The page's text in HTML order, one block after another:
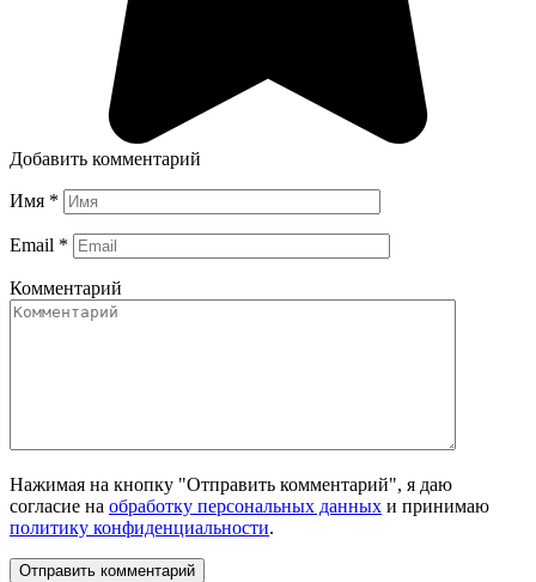
Добавить комментарий
Имя *
Email *
Комментарий
Нажимая на кнопку "Отправить комментарий", я даю
согласие на обработку персональных данных и принимаю
политику конфиденциальности.